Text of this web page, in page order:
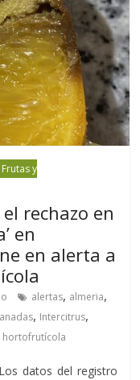
Frutas y
rechazo en
en
en alerta a
alertas, almeria,
, Intercitrus,
hortofrutícola
datos del registro